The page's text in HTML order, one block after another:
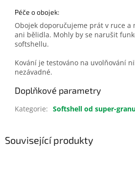
Péče o obojek:
Obojek doporučujeme prát v ruce a
ani bělidla. Mohly by se narušit
softshellu.
Kování je testováno na uvolňování
nezávadné.
Doplňkové parametry
Kategorie: Softshell od super-
Související produkty